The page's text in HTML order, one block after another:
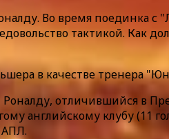
Во время поединка с
тактикой. Как
в качестве тренера
отличившийся в
английскому клубу (11
АПЛ.